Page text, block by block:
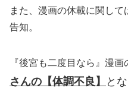
また、漫画の休載に関し
告知。
『後宮も二度目なら』漫画
さんの【体調不良】
と